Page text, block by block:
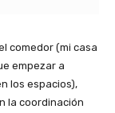
comedor (mi casa
empezar a
los espacios),
la coordinación